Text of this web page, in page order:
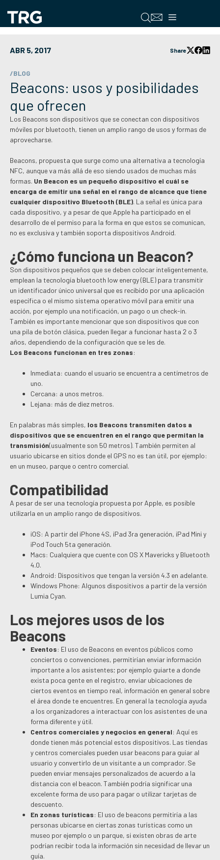
contenido
Menú
ABR 5, 2017 Share
/BLOG
Beacons: usos y posibilidades
que ofrecen
Los Beacons son dispositivos que se conectan con dispositivos
móviles por bluetooth, tienen un amplio rango de usos y formas de
aprovecharse.
Beacons, propuesta que surge como una alternativa a tecnología
NFC, aunque va más allá de eso siendo usados de muchas más
formas. Un Beacon es un pequeño dispositivo el cuál se
encarga de emitir una señal en el rango de alcance que tiene
cualquier dispositivo Bluetooth (BLE). La señal es única para
cada dispositivo, y a pesar de que Apple ha participado en el
desarrollo de el permiso para la forma en que estos se comunican,
no es exclusiva y también soporta dispositivos Android.
¿Cómo funciona un Beacon?
Son dispositivos pequeños que se deben colocar inteligentemente,
emplean la tecnología bluetooth low energy (BLE) para transmitir
un identificador único universal que es recibido por una aplicación
específica o el mismo sistema operativo móvil para emitir una
acción, por ejemplo una notificación, un pago o un check-in.
También es importante mencionar que son dispositivos que con
una pila de botón clásica, pueden llegar a funcionar hasta 2 o 3
años, dependiendo de la configuración que se les de.
Los Beacons funcionan en tres zonas:
Inmediata: cuando el usuario se encuentra a centímetros de
uno.
Cercana: a unos metros.
Lejana: más de diez metros.
En palabras más simples, los Beacons transmiten datos a
dispositivos que se encuentren en el rango que permitan la
transmisión(usualmente son 50 metros). También permiten al
usuario ubicarse en sitios donde el GPS no es tan útil, por ejemplo:
en un museo, parque o centro comercial.
Compatibilidad
A pesar de ser una tecnología propuesta por Apple, es posible
utilizarla en un amplio rango de dispositivos.
iOS: A partir del iPhone 4S, iPad 3ra generación, iPad Mini y
iPod Touch 5ta generación.
Macs: Cualquiera que cuente con OS X Mavericks y Bluetooth
4.0.
Android: Dispositivos que tengan la versión 4.3 en adelante.
Windows Phone: Algunos dispositivos a partir de la versión
Lumia Cyan.
Los mejores usos de los
Beacons
Eventos: El uso de Beacons en eventos públicos como
conciertos o convenciones, permitirían enviar información
importante a los asistentes; por ejemplo guiarte a donde
exista poca gente en el registro, enviar ubicaciones de
ciertos eventos en tiempo real, información en general sobre
el área donde te encuentres. En general la tecnología ayuda
a los organizadores a interactuar con los asistentes de una
forma diferente y útil.
Centros comerciales y negocios en general: Aquí es
donde tienen más potencial estos dispositivos. Las tiendas
y centros comerciales pueden usar beacons para guiar al
usuario y convertirlo de un visitante a un comprador. Se
pueden enviar mensajes personalizados de acuerdo a la
distancia con el beacon. También podría significar una
excelente forma de uso para pagar o utilizar tarjetas de
descuento.
En zonas turísticas: El uso de beacons permitiría a las
personas ubicarse en ciertas zonas turísticas como un
museo por ejemplo o un parque, si existen obras de arte
podrían recibir toda la información sin necesidad de llevar un
guía.